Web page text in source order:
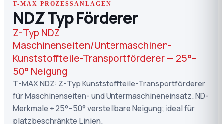
T-MAX PROZESSANLAGEN
NDZ Typ Förderer
Z-Typ NDZ
Maschinenseiten/Untermaschinen-
Kunststoffteile-Transportförderer — 25°–
50° Neigung
T-MAX NDZ: Z-Typ Kunststoffteile-Transportförderer
für Maschinenseiten- und Untermaschineneinsatz. ND-
Merkmale + 25°–50° verstellbare Neigung; ideal für
platzbeschränkte Linien.